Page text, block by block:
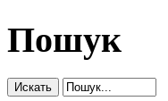
Пошук